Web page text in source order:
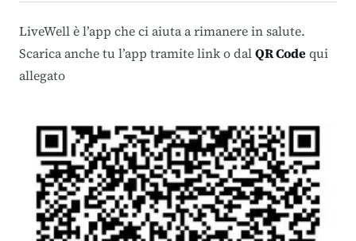
LiveWell è l’app che ci aiuta a rimanere in salute.
Scarica anche tu l’app tramite link o dalQR Codequi
allegato